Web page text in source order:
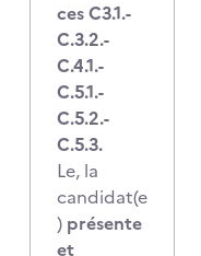
ces C3.1.-
C.3.2.-
C.4.1.-
C.5.1.-
C.5.2.-
C.5.3.
Le, la
candidat(e
) présente
et